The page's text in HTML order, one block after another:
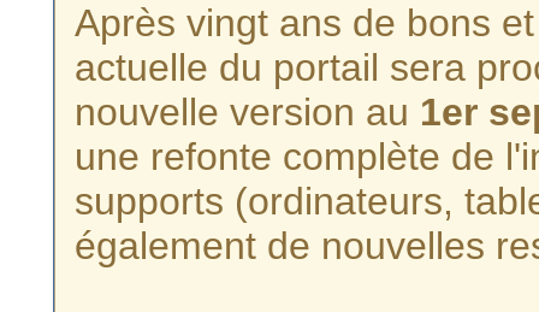
Après vingt ans de bons
actuelle du portail sera
nouvelle version au 1er
une refonte complète de
supports (ordinateurs,
également de nouvelles